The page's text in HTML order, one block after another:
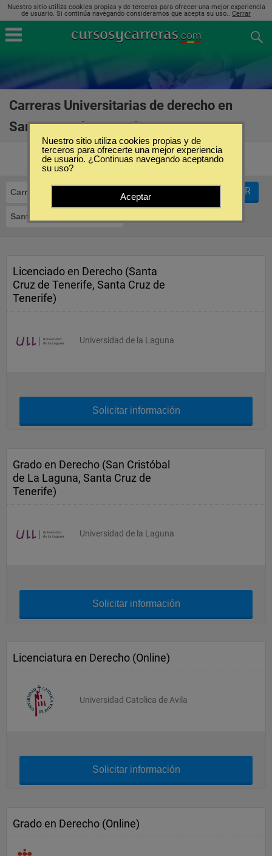
Nuestro sitio utiliza cookies propias y de terceros para ofrecer una mejor experiencia
de usuario. Si continúa navegando consideramos que acepta su uso.. Cerrar
Carreras Universitarias de derecho en
Santa Cruz de Tenerife
Carreras Universitarias Derecho
Santa Cruz de Tenerife
FILTRAR
Licenciado en Derecho (Santa
Cruz de Tenerife, Santa Cruz de
Tenerife)
Universidad de la Laguna
Solicitar información
Grado en Derecho (San Cristóbal
de La Laguna, Santa Cruz de
Tenerife)
Universidad de la Laguna
Solicitar información
Licenciatura en Derecho (Online)
Universidad Catolica de Avila
Solicitar información
Grado en Derecho (Online)
Nuestro sitio utiliza cookies propias y de
terceros para ofrecerte una mejor experiencia
de usuario. ¿Continuas navegando aceptando
su uso?
Aceptar